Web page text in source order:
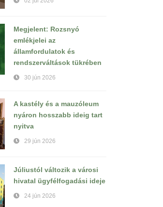
Megjelent: Rozsnyó
emlékjelei az
államfordulatok és
rendszerváltások tükrében
30 jún 2026
A kastély és a mauzóleum
nyáron hosszabb ideig tart
nyitva
29 jún 2026
Júliustól változik a városi
hivatal ügyfélfogadási ideje
24 jún 2026